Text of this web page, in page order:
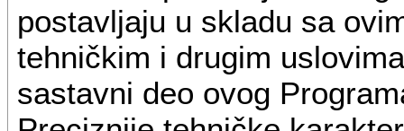
postavljaju u skladu sa
tehničkim i drugim
sastavni deo ovog